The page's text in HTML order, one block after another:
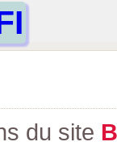
du site B